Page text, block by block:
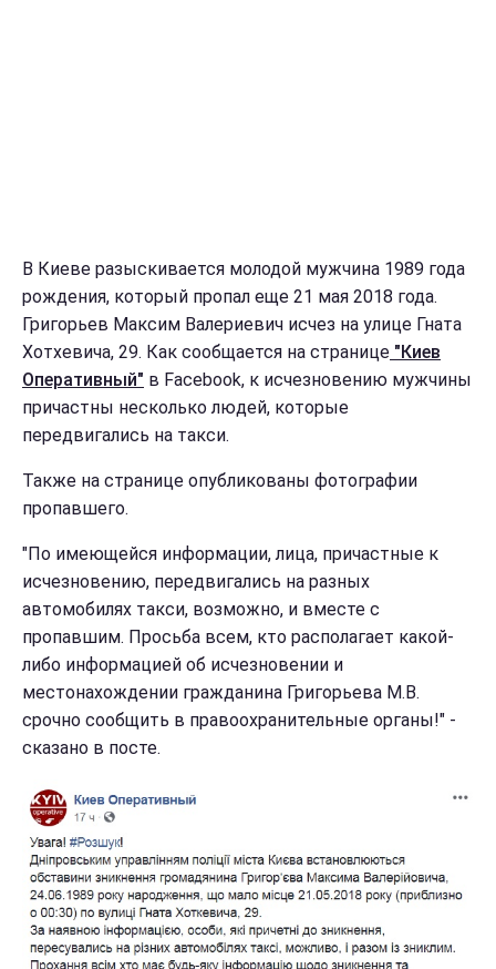
В Киеве разыскивается молодой мужчина 1989 года
рождения, который пропал еще 21 мая 2018 года.
Григорьев Максим Валериевич исчез на улице Гната
Хотхевича, 29. Как сообщается на странице "Киев
Оперативный" в Facebook, к исчезновению мужчины
причастны несколько людей, которые
передвигались на такси.
Также на странице опубликованы фотографии
пропавшего.
"По имеющейся информации, лица, причастные к
исчезновению, передвигались на разных
автомобилях такси, возможно, и вместе с
пропавшим. Просьба всем, кто располагает какой-
либо информацией об исчезновении и
местонахождении гражданина Григорьева М.В.
срочно сообщить в правоохранительные органы!" -
сказано в посте.